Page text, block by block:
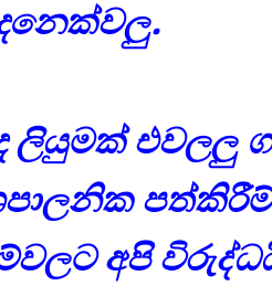
ලියුමක් එවලලු
අපි